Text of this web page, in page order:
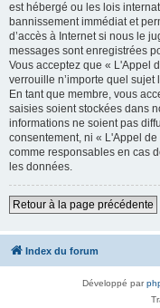
est hébergé ou les lois
bannissement immédiat et
d’accès à Internet si nous le
messages sont enregistrées
Vous acceptez que « L'Appel
verrouille n’importe quel
En tant que membre, vous
saisies soient stockées dans
informations ne soient pas
consentement, ni « L'Appel
comme responsables en cas
les données.
Retour à la page précédente
Index du forum
Développé par